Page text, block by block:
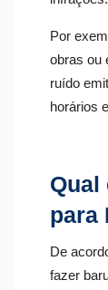
Por
obras ou
ruído
horários
Qual
para
De
fazer